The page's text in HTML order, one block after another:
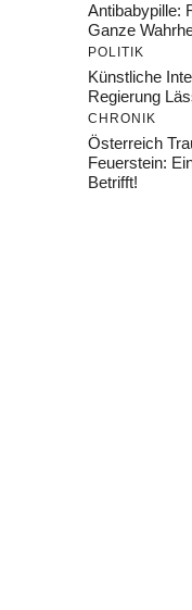
Antibabypille:
Ganze
POLITIK
Künstliche
Regierung
CHRONIK
Österreich
Feuerstein:
Betrifft!